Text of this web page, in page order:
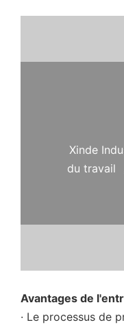
Xinde
du travail
Avantages de
· Le processus de